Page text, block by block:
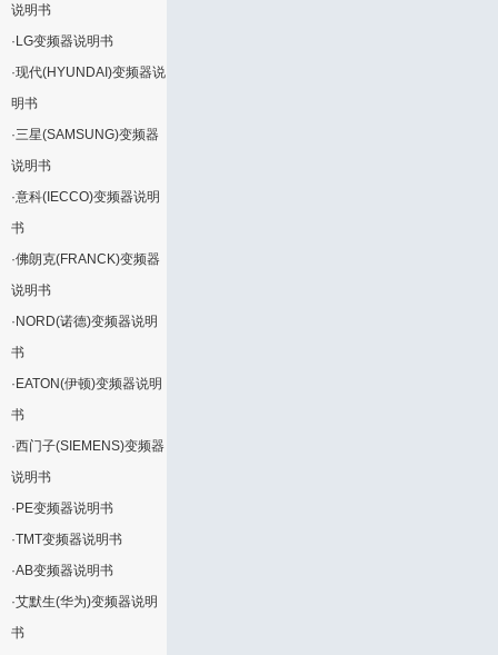
说明书
· LG变频器说明书
·现代(HYUNDAI)变频器说
明书
·三星(SAMSUNG)变频器
说明书
·意科(IECCO)变频器说明
书
·佛朗克(FRANCK)变频器
说明书
· NORD(诺德)变频器说明
书
· EATON(伊顿)变频器说明
书
·西门子(SIEMENS)变频器
说明书
· PE变频器说明书
·TMT变频器说明书
·AB变频器说明书
·艾默生(华为)变频器说明
书